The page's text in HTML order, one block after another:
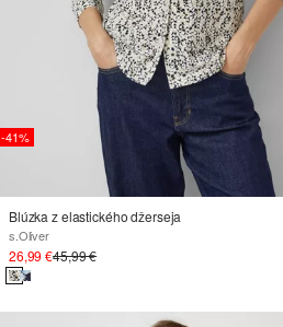
-41%
Blúzka z elastického džerseja
s.Oliver
26,99 €45,99 €